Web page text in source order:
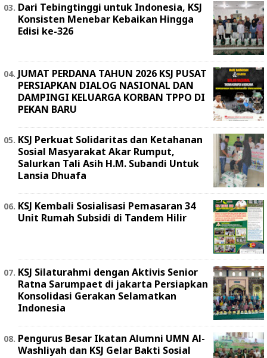
Dari Tebingtinggi untuk Indonesia, KSJ
Konsisten Menebar Kebaikan Hingga
Edisi ke-326
JUMAT PERDANA TAHUN 2026 KSJ PUSAT
PERSIAPKAN DIALOG NASIONAL DAN
DAMPINGI KELUARGA KORBAN TPPO DI
PEKAN BARU
KSJ Perkuat Solidaritas dan Ketahanan
Sosial Masyarakat Akar Rumput,
Salurkan Tali Asih H.M. Subandi Untuk
Lansia Dhuafa
KSJ Kembali Sosialisasi Pemasaran 34
Unit Rumah Subsidi di Tandem Hilir
KSJ Silaturahmi dengan Aktivis Senior
Ratna Sarumpaet di jakarta Persiapkan
Konsolidasi Gerakan Selamatkan
Indonesia
Pengurus Besar Ikatan Alumni UMN Al-
Washliyah dan KSJ Gelar Bakti Sosial